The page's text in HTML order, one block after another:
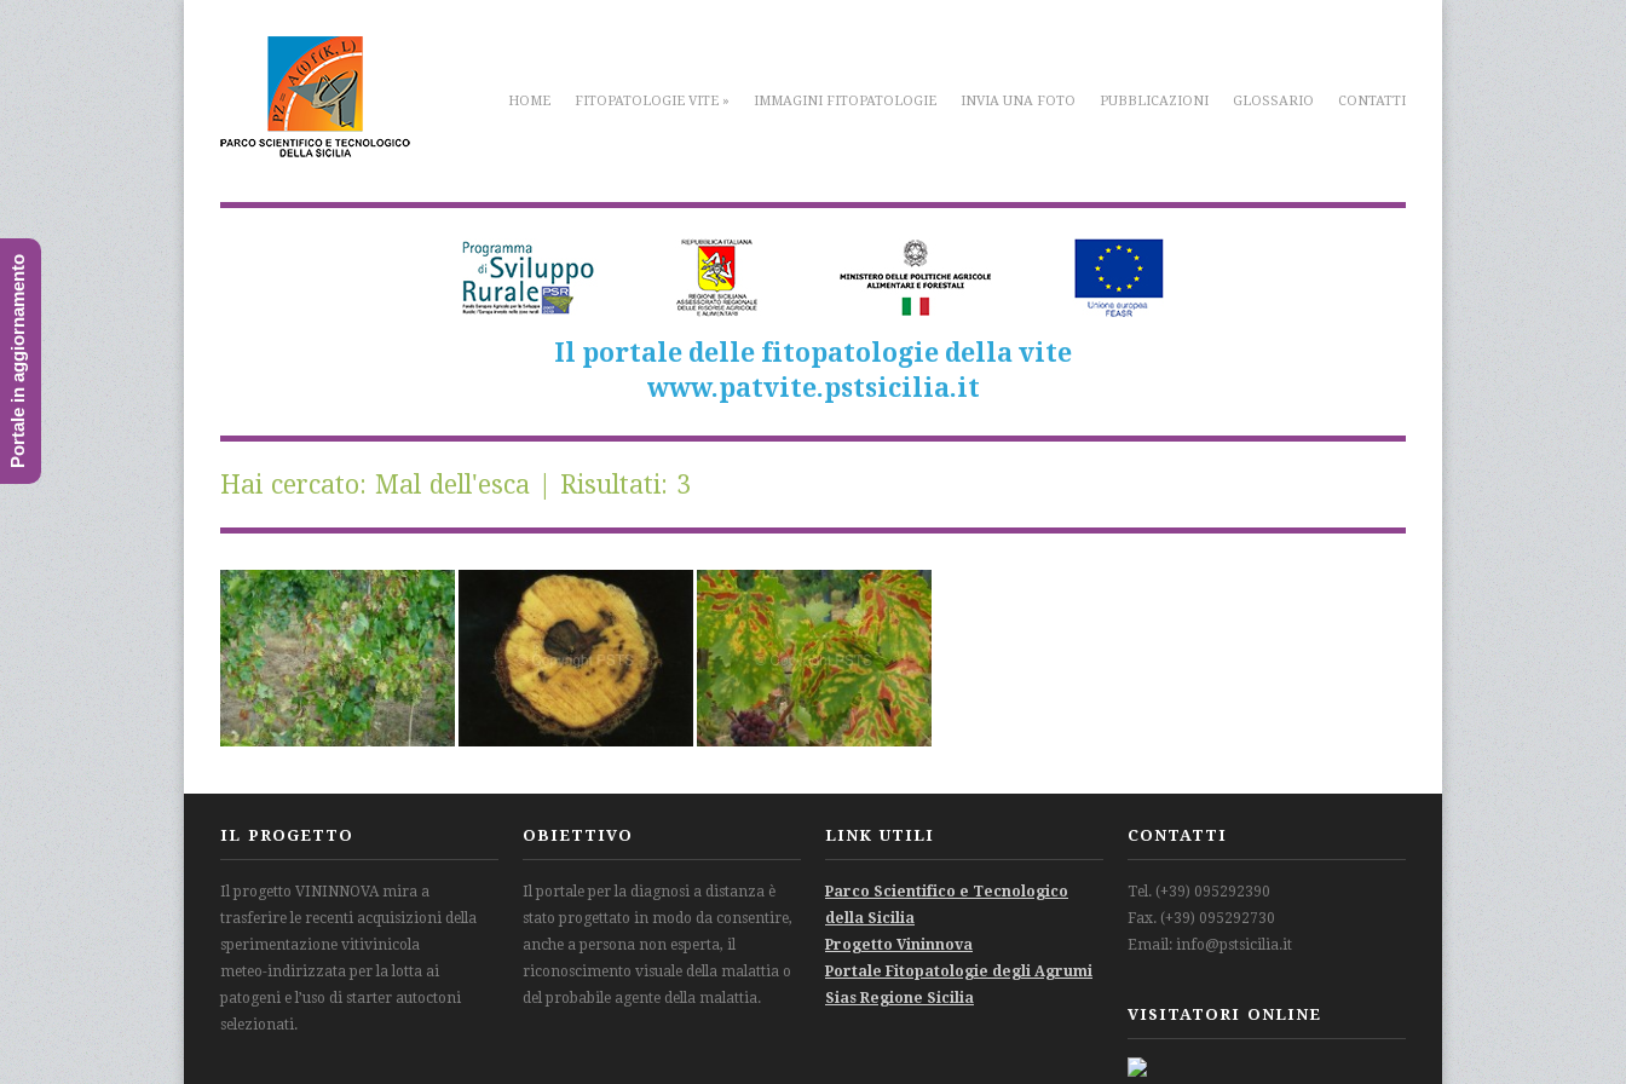
HOME FITOPATOLOGIE VITE » IMMAGINI FITOPATOLOGIE INVIA UNA FOTO PUBBLICAZIONI GLOSSARIO CONTATTI
Il portale delle fitopatologie della vite
www.patvite.pstsicilia.it
Hai cercato: Mal dell'esca | Risultati: 3
IL PROGETTO
Il progetto VININNOVA mira a
trasferire le recenti acquisizioni della
sperimentazione vitivinicola
meteo-indirizzata per la lotta ai
patogeni e l’uso di starter autoctoni
selezionati.
OBIETTIVO
Il portale per la diagnosi a distanza è
stato progettato in modo da consentire,
anche a persona non esperta, il
riconoscimento visuale della malattia o
del probabile agente della malattia.
LINK UTILI
Parco Scientifico e Tecnologico
della Sicilia
Progetto Vininnova
Portale Fitopatologie degli Agrumi
Sias Regione Sicilia
CONTATTI
Tel. (+39) 095292390
Fax. (+39) 095292730
Email: info@pstsicilia.it
VISITATORI ONLINE
Portale in aggiornamento